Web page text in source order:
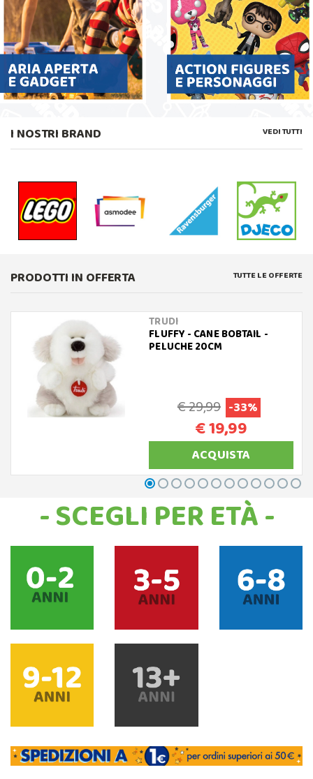
I NOSTRI BRAND VEDI TUTTI
PRODOTTI IN OFFERTA TUTTE LE OFFERTE
TRUDI
FLUFFY - CANE BOBTAIL -
PELUCHE 20CM
€ 29,99 -33%
€ 19,99
ACQUISTA
- SCEGLI PER ETÀ -